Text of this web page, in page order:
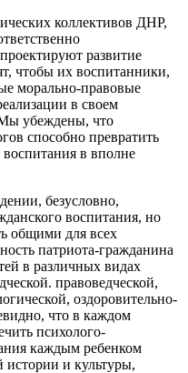
коллективов ДНР,
развитие
чтобы их воспитанники,
морально-правовые
в своем
убеждены, что
способно превратить
в вполне
безусловно,
воспитания, но
общими для всех
патриота-гражданина
в различных видах
правоведческой,
оздоровительно-
что в каждом
психолого-
каждым ребенком
истории и культуры,